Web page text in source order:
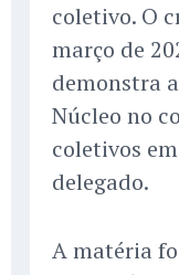
coletivo. O
março de
demonstra
Núcleo no
coletivos
delegado.
A matéria